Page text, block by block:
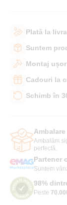
Plată la
Suntem
Montaj ușor
Cadouri la
Schimb în
Ambalăm
perfectă.
Partener
Suntem
98%
Peste